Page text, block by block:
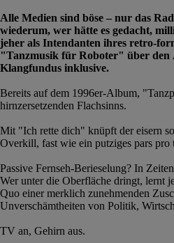
Alle Medien sind böse – nur das
wiederum, wer hätte es gedacht,
jeher als Intendanten ihres retro-
"Tanzmusik für Roboter" über den
Klangfundus inklusive.
Bereits auf dem 1996er-Album,
hirnzersetzenden Flachsinns.
Mit "Ich rette dich" knüpft der eisern
Overkill, fast wie ein putziges pars pro
Passive Fernseh-Berieselung? In
Wer unter die Oberfläche dringt, lernt
Quo einer merklich zunehmenden
Unverschämtheiten von Politik,
TV an, Gehirn aus.